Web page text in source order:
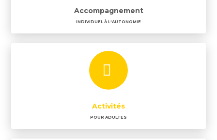
Accompagnement
INDIVIDUEL À L'AUTONOMIE
Activités
POUR ADULTES